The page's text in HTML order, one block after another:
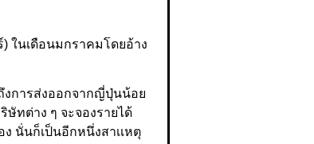
ในเดือนมกราคมโดยอ้าง
งการส่งออกจากญี่ปุ่นน้อย
ษัทต่าง ๆ จะจองรายได้
นั่นก็เป็นอีกหนึ่งสาเเหตุ